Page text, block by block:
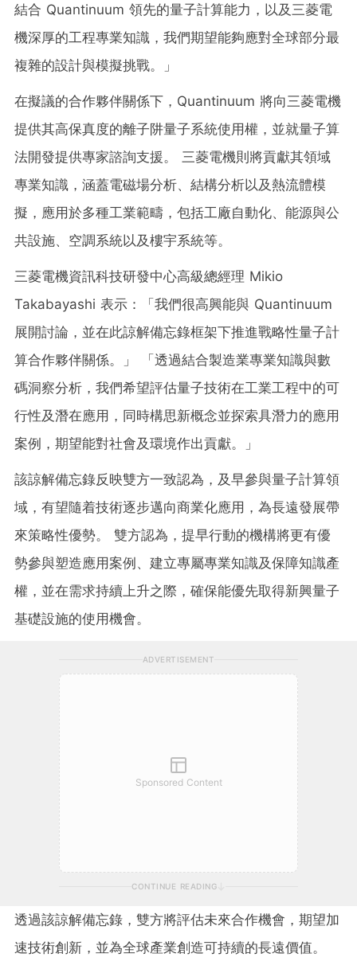
結合 Quantinuum 領先的量子計算能力，以及三菱電
機深厚的工程專業知識，我們期望能夠應對全球部分最
複雜的設計與模擬挑戰。」
在擬議的合作夥伴關係下，Quantinuum 將向三菱電機
提供其高保真度的離子阱量子系統使用權，並就量子算
法開發提供專家諮詢支援。 三菱電機則將貢獻其領域
專業知識，涵蓋電磁場分析、結構分析以及熱流體模
擬，應用於多種工業範疇，包括工廠自動化、能源與公
共設施、空調系統以及樓宇系統等。
三菱電機資訊科技研發中心高級總經理 Mikio
Takabayashi 表示：「我們很高興能與 Quantinuum
展開討論，並在此諒解備忘錄框架下推進戰略性量子計
算合作夥伴關係。」 「透過結合製造業專業知識與數
碼洞察分析，我們希望評估量子技術在工業工程中的可
行性及潛在應用，同時構思新概念並探索具潛力的應用
案例，期望能對社會及環境作出貢獻。」
該諒解備忘錄反映雙方一致認為，及早參與量子計算領
域，有望隨着技術逐步邁向商業化應用，為長遠發展帶
來策略性優勢。 雙方認為，提早行動的機構將更有優
勢參與塑造應用案例、建立專屬專業知識及保障知識產
權，並在需求持續上升之際，確保能優先取得新興量子
基礎設施的使用機會。
ADVERTISEMENT
Sponsored Content
CONTINUE READING
透過該諒解備忘錄，雙方將評估未來合作機會，期望加
速技術創新，並為全球產業創造可持續的長遠價值。